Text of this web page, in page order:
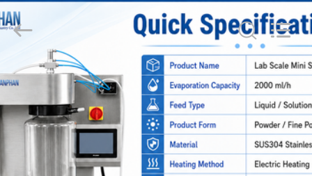
HAUS
PRODUKTE
VIDEOS
Henan
Lanphan
Industry
Co.,Ltd.